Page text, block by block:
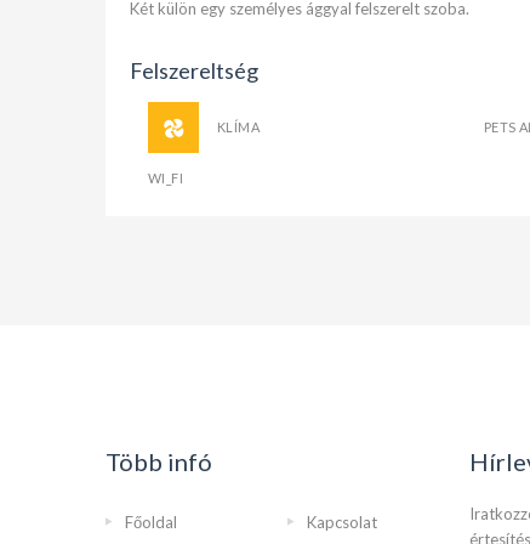
Két külön egy személyes ággyal felszerelt szoba.
Felszereltség
KLÍMA PETS
WI_FI
Több infó
Főoldal Kapcsolat